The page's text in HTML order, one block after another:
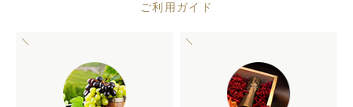
ご利用ガイド